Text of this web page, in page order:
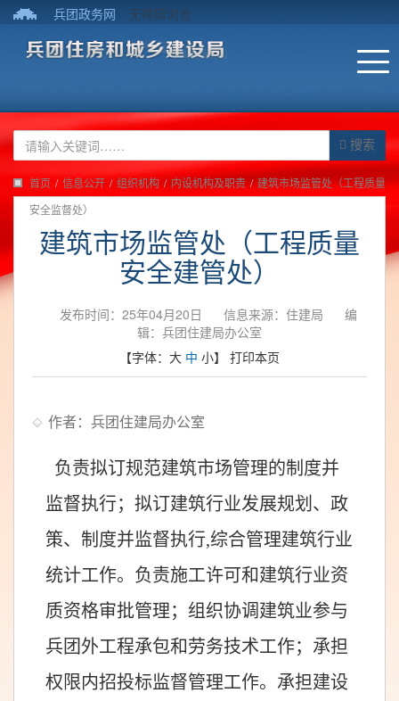
兵团政务网 无障碍浏览
搜索
首页 / 信息公开 / 组织机构 / 内设机构及职责 / 建筑市场监管处（工程质量
安全监督处）
建筑市场监管处（工程质量
安全建管处）
发布时间：25年04月20日 信息来源：住建局
编
辑：兵团住建局办公室
【字体： 大 中 小】 打印本页
作者：兵团住建局办公室
负责拟订规范建筑市场管理的制度并
监督执行；拟订建筑行业发展规划、政
策、制度并监督执行,综合管理建筑行业
统计工作。负责施工许可和建筑行业资
质资格审批管理；组织协调建筑业参与
兵团外工程承包和劳务技术工作；承担
权限内招投标监督管理工作。承担建设